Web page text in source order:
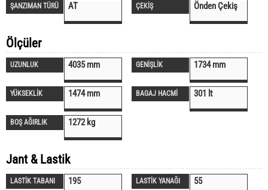
ŞANZIMAN TÜRÜ AT ÇEKİŞ Önden Çekiş
Ölçüler
UZUNLUK 4035 mm GENİŞLİK 1734 mm
YÜKSEKLİK 1474 mm BAGAJ HACMİ 301 lt
BOŞ AĞIRLIK 1272 kg
Jant & Lastik
LASTİK TABANI 195 LASTİK YANAĞI 55